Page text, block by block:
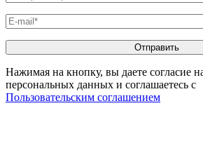
Нажимая на кнопку, вы даете согласие
персональных данных и соглашаетесь с
Пользовательским соглашением